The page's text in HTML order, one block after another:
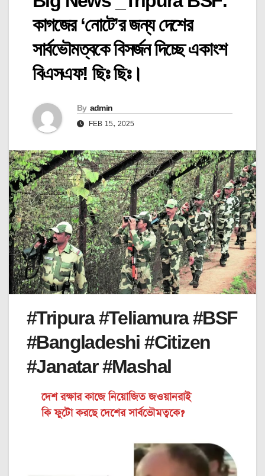
কাগজের ‘নোটে’র জন্য দেশের
সার্বভৌমত্বকে বিসর্জন দিচ্ছে একাংশ
বিএসএফ! ছিঃ ছিঃ।
By admin
FEB 15, 2025
#Tripura #Teliamura #BSF
#Bangladeshi #Citizen
#Janatar #Mashal
দেশ রক্ষার কাজে নিয়োজিত জওয়ানরাই
কি ফুটো করছে দেশের সার্বভৌমত্বকে?